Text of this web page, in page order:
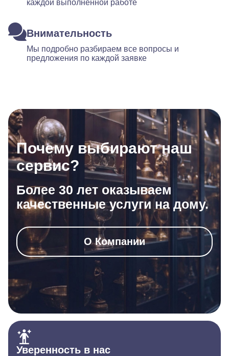
каждой выполненной работе
Внимательность
Мы подробно разбираем все вопросы и
предложения по каждой заявке
Почему выбирают наш
сервис?
Более 30 лет оказываем
качественные услуги на дому.
О Компании
Уверенность в нас